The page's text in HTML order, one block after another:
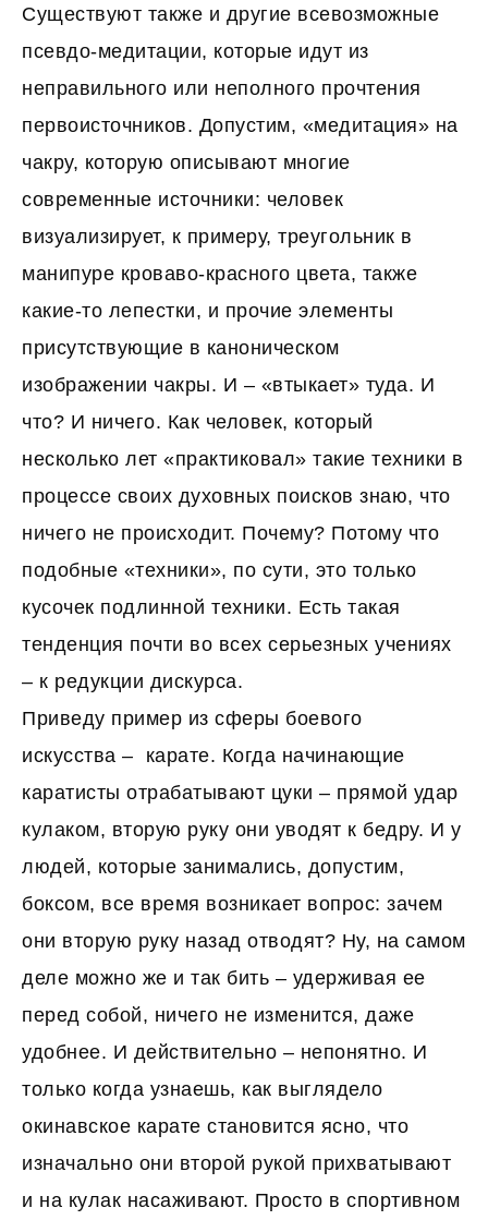
Существуют также и другие всевозможные
псевдо-медитации, которые идут из
неправильного или неполного прочтения
первоисточников. Допустим, «медитация» на
чакру, которую описывают многие
современные источники: человек
визуализирует, к примеру, треугольник в
манипуре кроваво-красного цвета, также
какие-то лепестки, и прочие элементы
присутствующие в каноническом
изображении чакры. И – «втыкает» туда. И
что? И ничего. Как человек, который
несколько лет «практиковал» такие техники в
процессе своих духовных поисков знаю, что
ничего не происходит. Почему? Потому что
подобные «техники», по сути, это только
кусочек подлинной техники. Есть такая
тенденция почти во всех серьезных учениях
– к редукции дискурса.
Приведу пример из сферы боевого
искусства – карате. Когда начинающие
каратисты отрабатывают цуки – прямой удар
кулаком, вторую руку они уводят к бедру. И у
людей, которые занимались, допустим,
боксом, все время возникает вопрос: зачем
они вторую руку назад отводят? Ну, на самом
деле можно же и так бить – удерживая ее
перед собой, ничего не изменится, даже
удобнее. И действительно – непонятно. И
только когда узнаешь, как выглядело
окинавское карате становится ясно, что
изначально они второй рукой прихватывают
и на кулак насаживают. Просто в спортивном